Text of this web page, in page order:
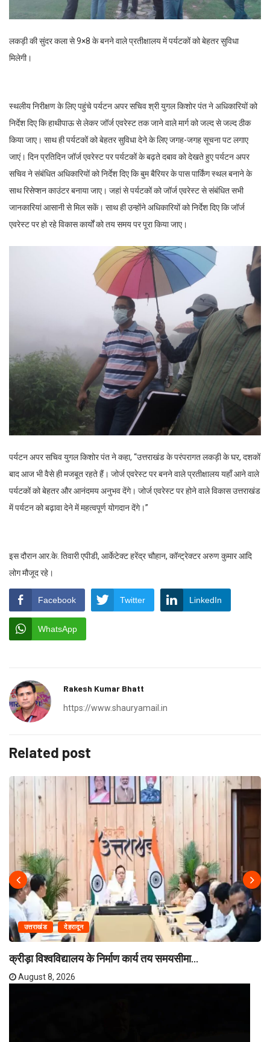
लकड़ी की सुंदर कला से 9×8 के बनने वाले प्रतीक्षालय में पर्यटकों को बेहतर सुविधा
मिलेगी।
स्थलीय निरीक्षण के लिए पहुंचे पर्यटन अपर सचिव श्री युगल किशोर पंत ने अधिकारियों को
निर्देश दिए कि हाथीपाऊ से लेकर जॉर्ज एवरेस्ट तक जाने वाले मार्ग को जल्द से जल्द ठीक
किया जाए। साथ ही पर्यटकों को बेहतर सुविधा देने के लिए जगह-जगह सूचना पट लगाए
जाएं। दिन प्रतिदिन जॉर्ज एवरेस्ट पर पर्यटकों के बढ़ते दबाव को देखते हुए पर्यटन अपर
सचिव ने संबंधित अधिक‌ारियों को निर्देश दिए कि‌ बुम बैरियर के पास पार्किंग स्थल बनाने के
साथ रिसेप्शन काउंटर बनाया जाए। जहां से पर्यटकों को जॉर्ज एवरेस्ट से संबंधित सभी
जानकारियां आसानी से मिल सकें। साथ ही उन्होंने अधिक‌ारियों को निर्देश दिए कि जॉर्ज
एवरेस्ट पर हो रहे विकास कार्यों को तय समय पर पूरा किया जाए।
पर्यटन अपर सचिव युगल किशोर पंत ने कहा, “उत्तराखंड के परंपरागत लकड़ी के घर, दशकों
बाद आज भी वैसे ही मजबूत रहते हैं। जोर्ज एवरेस्ट पर बनने वाले प्रतीक्षालय यहाँ आने वाले
पर्यटकों को बेहतर और आनंदमय अनुभव देंगे। जोर्ज एवरेस्ट पर होने वाले विकास उत्तराखंड
में पर्यटन को बढ़ावा देने में महत्वपूर्ण योगदान देंगे।”
इस दौरान आर.के. तिवारी एपीडी, आर्केटेक्ट हरेंद्र चौहान, कॉन्ट्रेक्टर अरुण कुमार आदि
लोग मौजूद रहे।
Facebook Twitter LinkedIn
WhatsApp
Rakesh Kumar Bhatt
https://www.shauryamail.in
Related post
उत्तराखंड देहरादून
क्रीड़ा विश्वविद्यालय के निर्माण कार्य तय समयसीमा...
August 8, 2026